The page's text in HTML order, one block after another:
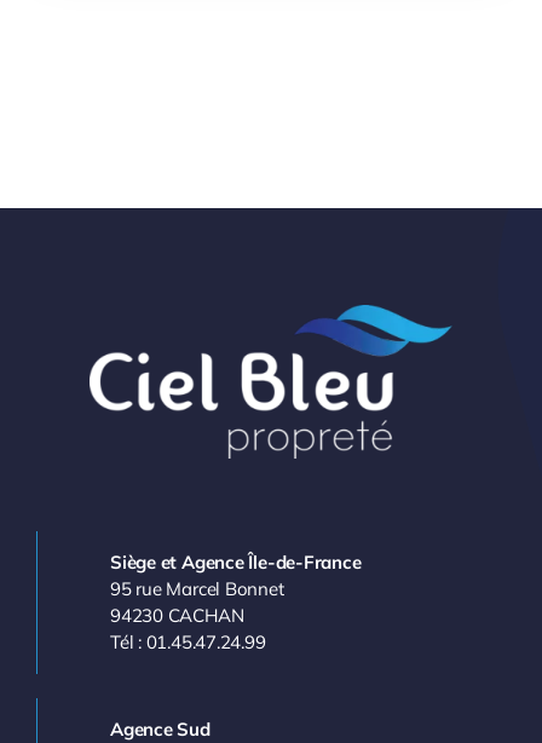
Siège et Agence Île-de-France
95 rue Marcel Bonnet
94230 CACHAN
Tél : 01.45.47.24.99
Agence Sud